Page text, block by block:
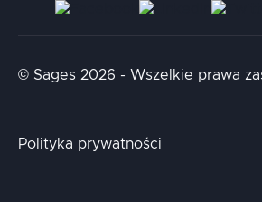
AI & NLP Day
© Sages 2026 - Wszelkie prawa
Polityka prywatności